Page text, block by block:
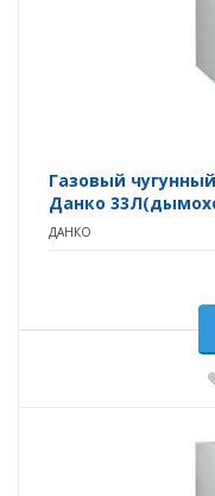
Газовый
Данко
ДАНКО